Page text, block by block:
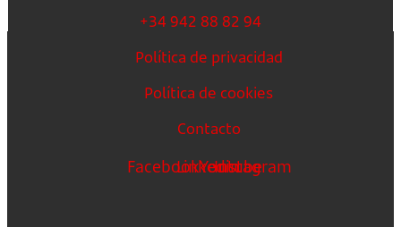
+34 942 88 82 94
Política de privacidad
Política de cookies
Contacto
FacebookLinkedin
Youtube
Instagram